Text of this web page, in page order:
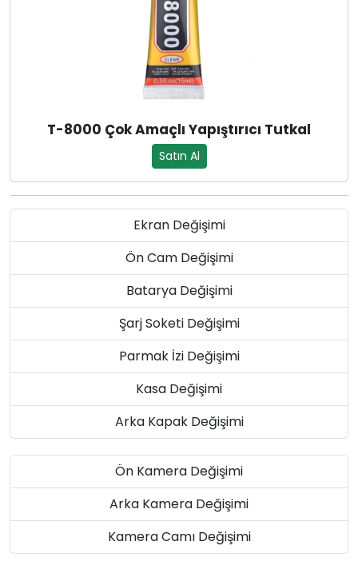
T-8000 Çok Amaçlı Yapıştırıcı Tutkal
Satın Al
Ekran Değişimi
Ön Cam Değişimi
Batarya Değişimi
Şarj Soketi Değişimi
Parmak İzi Değişimi
Kasa Değişimi
Arka Kapak Değişimi
Ön Kamera Değişimi
Arka Kamera Değişimi
Kamera Camı Değişimi